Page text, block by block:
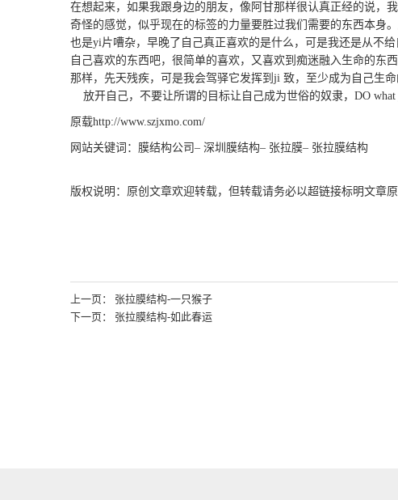
在想起来，如果我跟身边的朋友，像阿甘那样很认真正经的说，
奇怪的感觉，似乎现在的标签的力量要胜过我们需要的东西本身
也是yi片嘈杂，早晚了自己真正喜欢的是什么，可是我还是从不
自己喜欢的东西吧，很简单的喜欢，又喜欢到痴迷融入生命的东
那样，先天残疾，可是我会驾驿它发挥到ji 致，至少成为自己生命
放开自己，不要让所谓的目标让自己成为世俗的奴隶，DO what
原载http://www.szjxmo.com/
网站关键词： 膜结构公司 – 深圳膜结构– 张拉膜– 张拉膜结构
版权说明：原创文章欢迎转载，但转载请务必以超链接标明文章
上一页： 张拉膜结构-一只猴子
下一页： 张拉膜结构-如此春运